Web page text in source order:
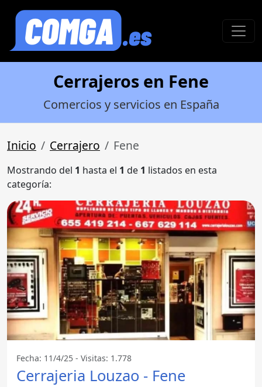
Cerrajeros en Fene
Comercios y servicios en España
Inicio Cerrajero Fene
Mostrando del 1 hasta el 1 de 1 listados en esta
categoría:
Fecha: 11/4/25 - Visitas: 1.778
Cerrajeria Louzao - Fene